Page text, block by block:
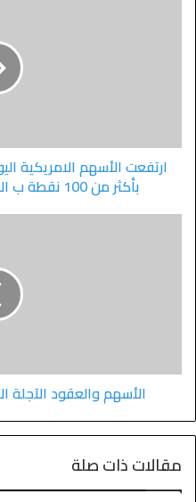
ارتفعت الأسهم الامريكية
بأكثر من 100 نقطة ب الانخفاض الحاد يوم الإثنين
الأسهم والعقود الآجلة
مقالات ذات صلة